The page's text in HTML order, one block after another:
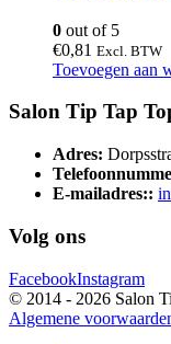
0 out of 5
€0,81 Excl. BTW
Toevoegen aan
Salon Tip Tap
Adres:
E-mailadres::
Volg ons
FacebookInstagram
© 2014 - 2026 Salon
Algemene